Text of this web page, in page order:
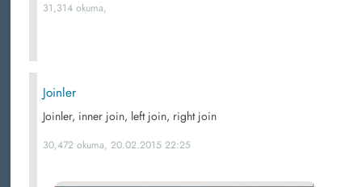
31,314 okuma,
Joinler
Joinler, inner join, left join, right join
30,472 okuma, 20.02.2015 22:25